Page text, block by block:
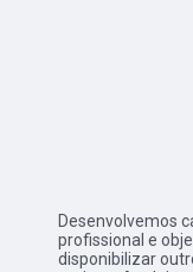
Desenvolvemos
profissional e
disponibilizar